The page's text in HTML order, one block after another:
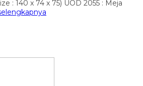
: 140 x 74 x 75) UOD 2055 : Meja